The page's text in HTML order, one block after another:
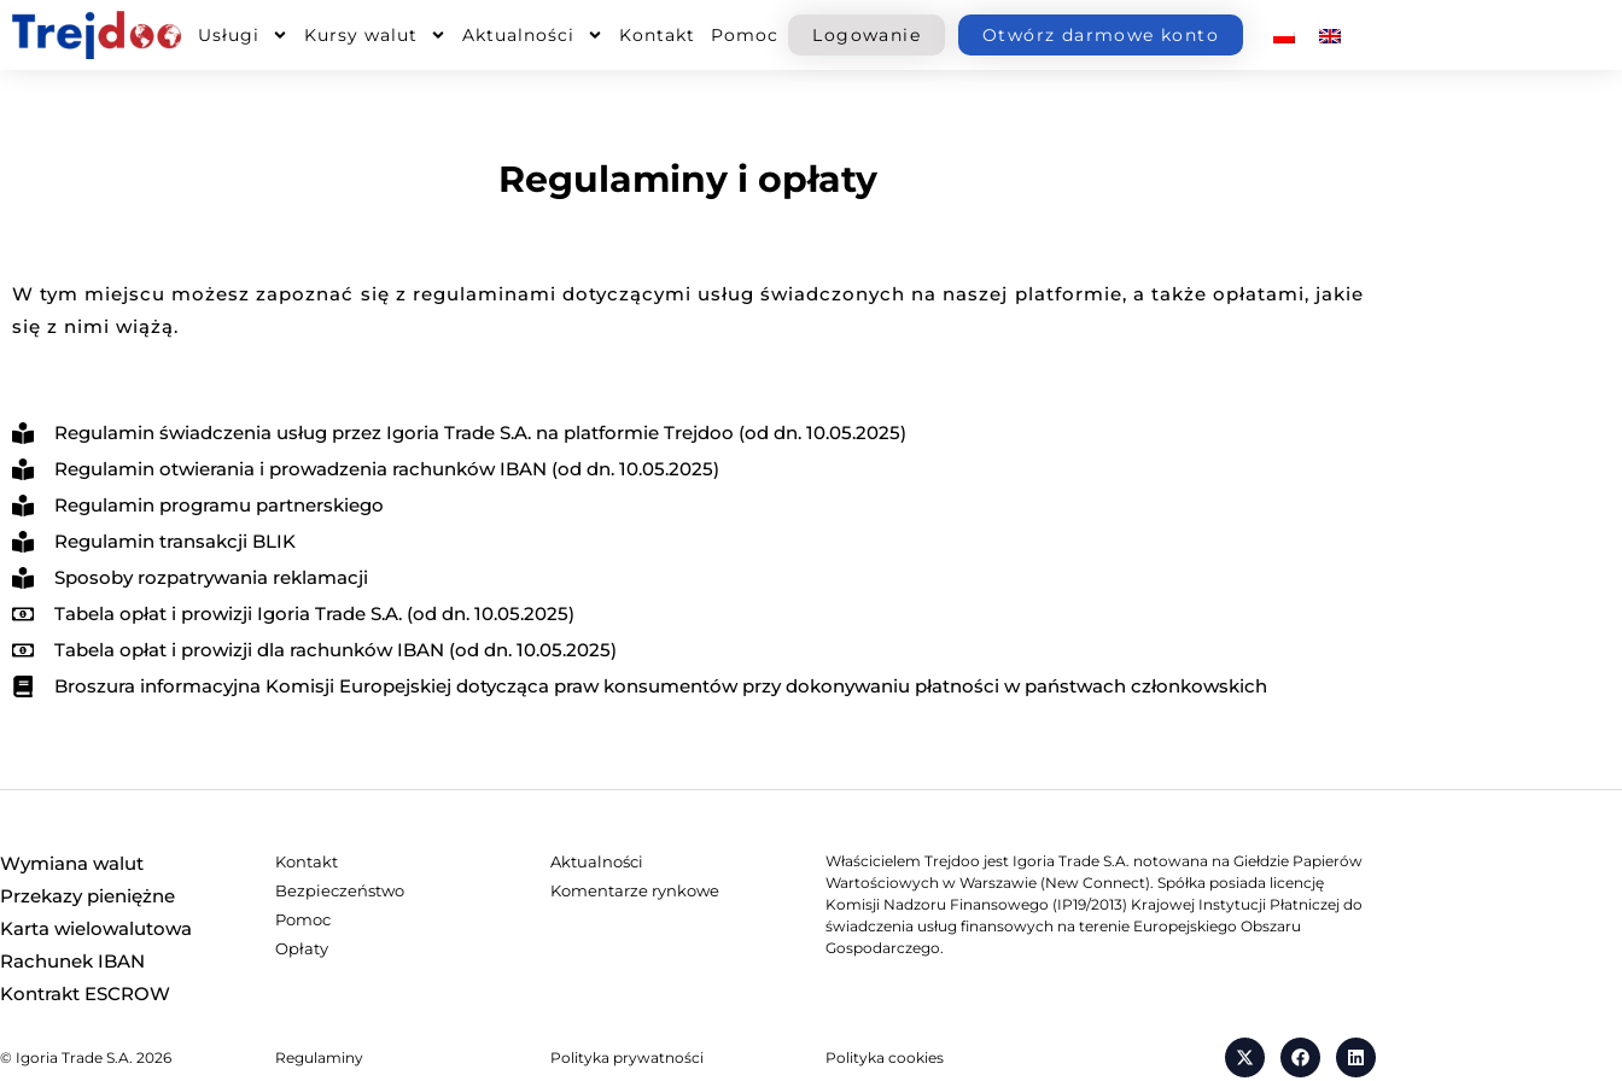
Przejdź
Usługi Kursy walut Aktualności Kontakt Pomoc Logowanie Otwórz darmowe konto
Regulaminy i opłaty
W tym miejscu możesz zapoznać się z regulaminami dotyczącymi usług świadczonych na naszej platformie, a także opłatami, jakie
się z nimi wiążą.
Regulamin świadczenia usług przez Igoria Trade S.A. na platformie Trejdoo (od dn. 10.05.2025)
Regulamin otwierania i prowadzenia rachunków IBAN (od dn. 10.05.2025)
Regulamin programu partnerskiego
Regulamin transakcji BLIK
Sposoby rozpatrywania reklamacji
Tabela opłat i prowizji Igoria Trade S.A. (od dn. 10.05.2025)
Tabela opłat i prowizji dla rachunków IBAN (od dn. 10.05.2025)
Broszura informacyjna Komisji Europejskiej dotycząca praw konsumentów przy dokonywaniu płatności w państwach członkowskich
Wymiana walut
Przekazy pieniężne
Karta wielowalutowa
Rachunek IBAN
Kontrakt ESCROW
Kontakt
Bezpieczeństwo
Pomoc
Opłaty
Aktualności
Komentarze rynkowe
Właścicielem Trejdoo jest Igoria Trade S.A. notowana na Giełdzie Papierów
Wartościowych w Warszawie (New Connect). Spółka posiada licencję
Komisji Nadzoru Finansowego (IP19/2013) Krajowej Instytucji Płatniczej do
świadczenia usług finansowych na terenie Europejskiego Obszaru
Gospodarczego.
© Igoria Trade S.A. 2026 Regulaminy Polityka prywatności Polityka cookies
X
-
F
a
L
i